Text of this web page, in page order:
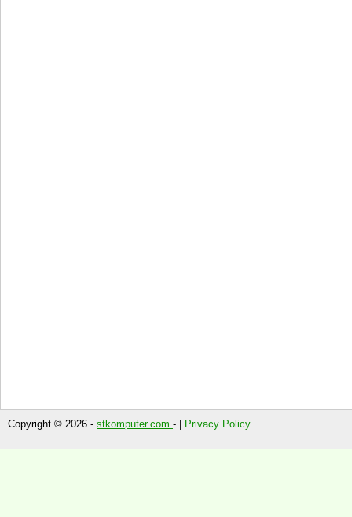
Copyright © 2026 - stkomputer.com - | Privacy Policy